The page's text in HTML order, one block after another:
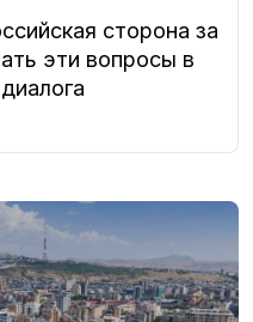
сторона за
эти вопросы в